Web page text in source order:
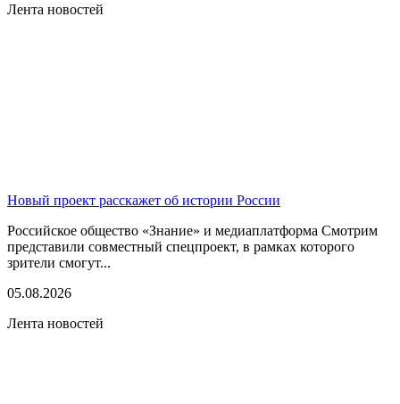
Лента новостей
Новый проект расскажет об истории России
Российское общество «Знание» и медиаплатформа Смотрим
представили совместный спецпроект, в рамках которого
зрители смогут...
05.08.2026
Лента новостей